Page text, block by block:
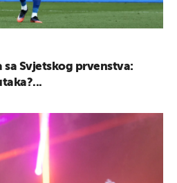
sa Svjetskog prvenstva: